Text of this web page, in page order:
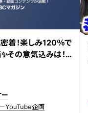
着！楽しみ120％で
その意気込みは！？
ー
YouTube企画